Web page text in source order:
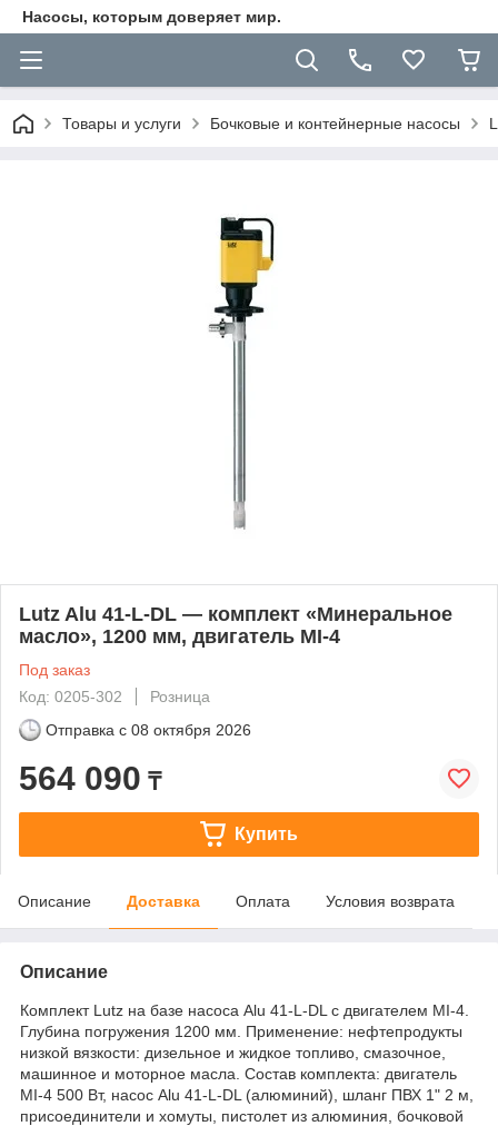
Насосы, которым доверяет мир.
Товары и услуги Бочковые и контейнерные насосы
Lutz Alu 41-L-DL — комплект «Минеральное
масло», 1200 мм, двигатель MI-4
Под заказ
Код: 0205-302
Розница
Отправка с 08 октября 2026
564 090 ₸
Купить
Описание Доставка Оплата Условия возврата
Описание
Комплект Lutz на базе насоса Alu 41-L-DL с двигателем MI-4.
Глубина погружения 1200 мм. Применение: нефтепродукты
низкой вязкости: дизельное и жидкое топливо, смазочное,
машинное и моторное масла. Состав комплекта: двигатель
MI-4 500 Вт, насос Alu 41-L-DL (алюминий), шланг ПВХ 1" 2 м,
присоединители и хомуты, пистолет из алюминия, бочковой